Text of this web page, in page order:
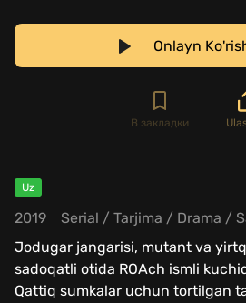
Onlayn
В закладки
Uz
2019 Serial / Tarjima / Drama /
Jodugar jangarisi, mutant va
sadoqatli otida ROAch ismli
Qattiq sumkalar uchun tortilgan